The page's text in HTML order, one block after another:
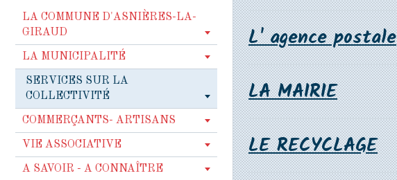
L' agence postale
LA MAIRIE
LE RECYCLAGE
LA COMMUNE D'ASNIÈRES-LA-
GIRAUD
LA MUNICIPALITÉ
SERVICES SUR LA
COLLECTIVITÉ
COMMERÇANTS- ARTISANS
VIE ASSOCIATIVE
A SAVOIR - A CONNAÎTRE